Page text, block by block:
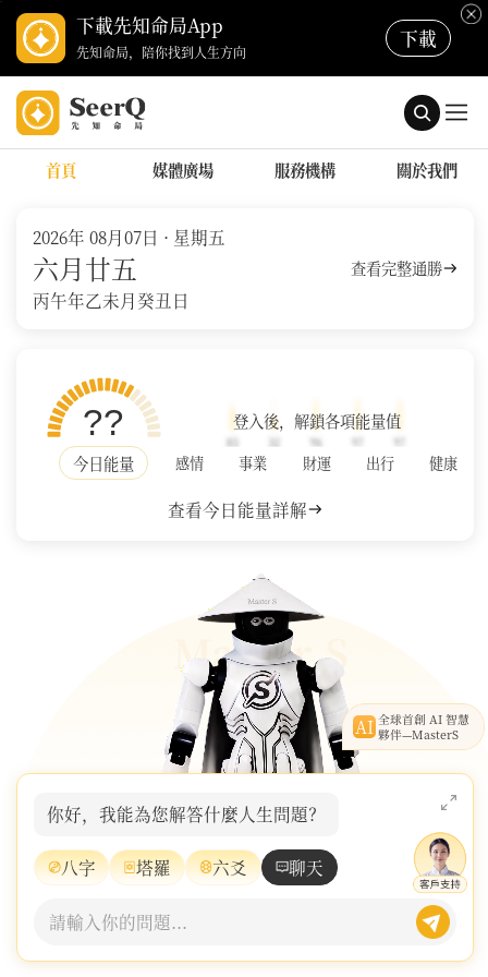
下載先知命局App
先知命局，陪你找到人生方向
下載
首頁 媒體廣場 服務機構 關於我們
2026年 08月07日 · 星期五
六月廿五
丙午年乙未月癸丑日
查看完整通勝
??
今日能量
登入後，解鎖各項能量值
感情 事業 財運 出行 健康
查看今日能量詳解
AI 全球首創 AI 智慧
夥伴—MasterS
你好，我能為您解答什麼人生問題？
八字 塔羅 六爻 聊天